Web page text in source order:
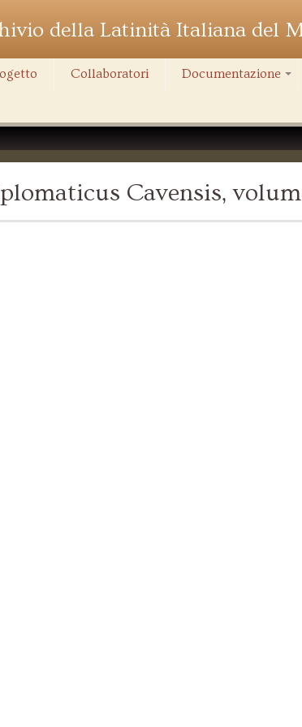
della Latinità Italiana del
Collaboratori Documentazione
Cavensis,